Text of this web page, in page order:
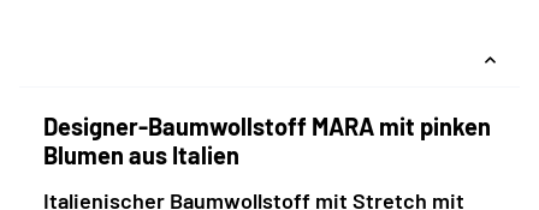
Designer-Baumwollstoff MARA mit pinken
Blumen aus Italien
Italienischer Baumwollstoff mit Stretch mit